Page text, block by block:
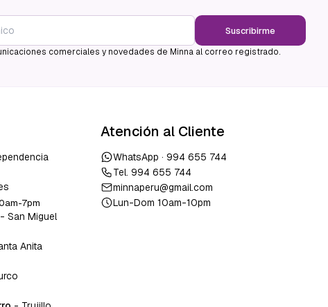
Suscribirme
comerciales y novedades de Minna al correo registrado.
7pm
- San Miguel
Anita
Atención al Cliente
WhatsApp · 994 655 744
Tel. 994 655 744
minnaperu@gmail.com
Lun-Dom 10am-10pm